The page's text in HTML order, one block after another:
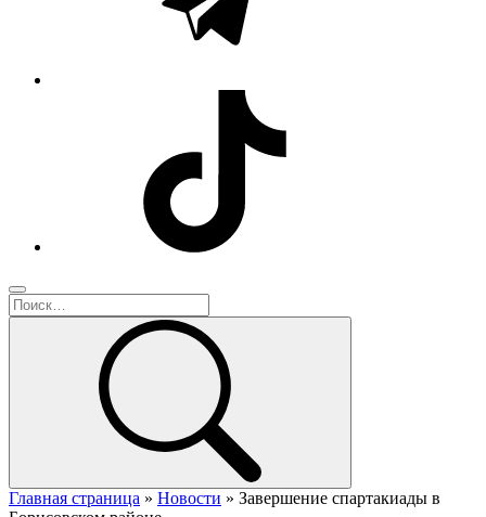
Главная страница » Новости » Завершение спартакиады в